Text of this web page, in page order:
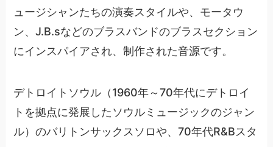
ュージシャンたちの演奏スタイルや、モータウ
ン、J.B.sなどのブラスバンドのブラスセクション
にインスパイアされ、制作された音源です。
デトロイトソウル（1960年～70年代にデトロイ
トを拠点に発展したソウルミュージックのジャン
ル）のバリトンサックスソロや、70年代R&Bスタ